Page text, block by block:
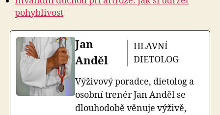
pohyblivost
Jan
Anděl
HLAVNÍ
DIETOLOG
Výživový poradce, dietolog a
osobní trenér Jan Anděl se
dlouhodobě věnuje výživě,